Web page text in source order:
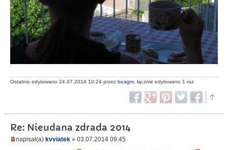
Ostatnio edytowano 24.07.2014 10:24 przez beagm, łącznie edytowano 1 raz
Re: Nieudana zdrada 2014
napisał(a) kvviatek » 03.07.2014 09:45